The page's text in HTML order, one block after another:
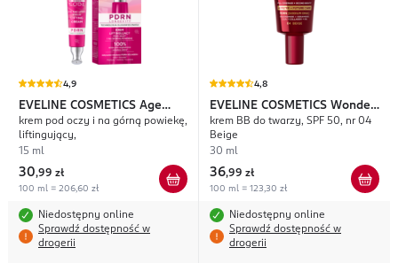
4,9
EVELINE COSMETICS Age
Back Code
krem pod oczy i na górną powiekę,
liftingujący,
15 ml
30,99 zł
100 ml = 206,60 zł
Niedostępny online
Sprawdź dostępność w
drogerii
4,8
EVELINE COSMETICS Wonder
Match
krem BB do twarzy, SPF 50, nr 04
Beige
30 ml
36,99 zł
100 ml = 123,30 zł
Niedostępny online
Sprawdź dostępność w
drogerii